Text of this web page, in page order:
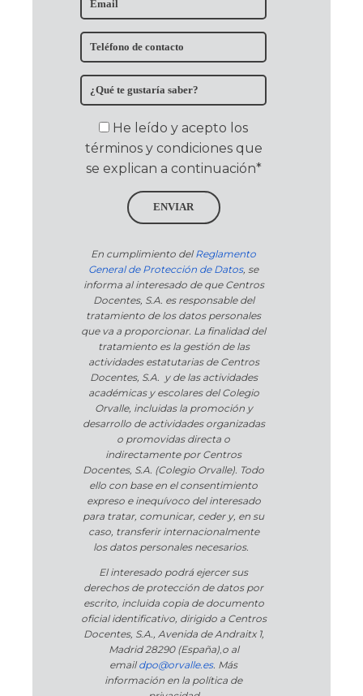
He leído y acepto los
términos y condiciones que
se explican a continuación*
ENVIAR
En cumplimiento delReglamento
General de Protección de Datos, se
informa al interesado de que Centros
Docentes, S.A. es responsable del
tratamiento de los datos personales
que va a proporcionar. La finalidad del
tratamiento es la gestión de las
actividades estatutarias de Centros
Docentes, S.A. y de las actividades
académicas y escolares del Colegio
Orvalle, incluidas la promoción y
desarrollo de actividades organizadas
o promovidas directa o
indirectamente por Centros
Docentes, S.A. (Colegio Orvalle). Todo
ello con base en el consentimiento
expreso e inequívoco del interesado
para tratar, comunicar, ceder y, en su
caso, transferir internacionalmente
los datos personales necesarios.
El interesado podrá ejercer sus
derechos de protección de datos por
escrito, incluida copia de documento
oficial identificativo, dirigido a Centros
Docentes, S.A., Avenida de Andraitx 1,
Madrid 28290 (España), o al
emaildpo@orvalle.es. Más
información en la política de